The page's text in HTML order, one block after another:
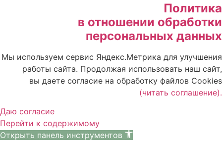
Политика
в отношении обработки
персональных данных
Мы используем сервис Яндекс.Метрика для улучшения
работы сайта. Продолжая использовать наш сайт,
вы даете согласие на обработку файлов Cookies
(читать соглашение).
Даю согласие
Перейти к содержимому
Открыть панель инструментов